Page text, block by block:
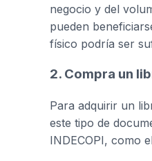
negocio y del
pueden
físico podría ser
2. Compra un
Para adquirir un
este tipo de
INDECOPI, como